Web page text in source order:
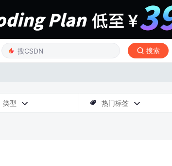
搜索
类型   热门标签 